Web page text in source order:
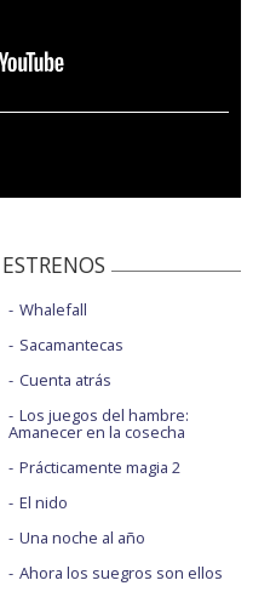
Whalefall
Sacamantecas
Cuenta atrás
Los juegos del hambre:
Amanecer en la cosecha
Prácticamente magia 2
El nido
Una noche al año
Ahora los suegros son ellos